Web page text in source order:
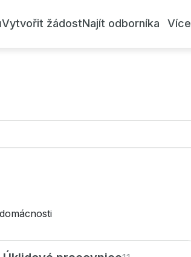
Vytvořit žádostNajít odborníka Více